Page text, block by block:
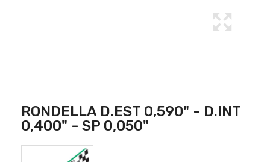
RONDELLA D.EST 0,590" - D.INT
0,400" - SP 0,050"